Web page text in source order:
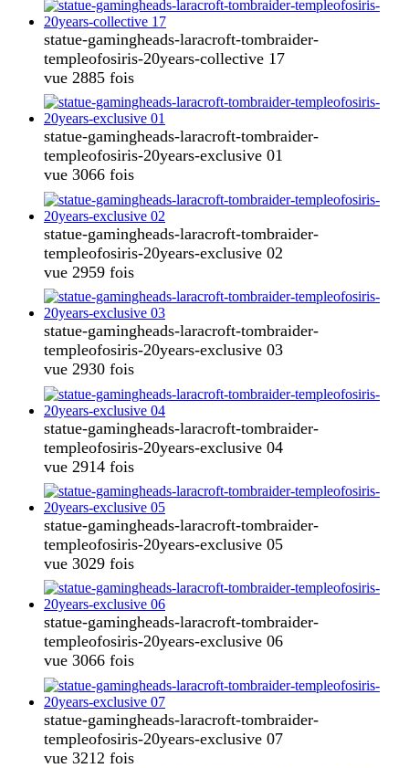
statue-gamingheads-laracroft-tombraider-
templeofosiris-20years-collective 17
vue 2885 fois
statue-gamingheads-laracroft-tombraider-
templeofosiris-20years-exclusive 01
vue 3066 fois
statue-gamingheads-laracroft-tombraider-
templeofosiris-20years-exclusive 02
vue 2959 fois
statue-gamingheads-laracroft-tombraider-
templeofosiris-20years-exclusive 03
vue 2930 fois
statue-gamingheads-laracroft-tombraider-
templeofosiris-20years-exclusive 04
vue 2914 fois
statue-gamingheads-laracroft-tombraider-
templeofosiris-20years-exclusive 05
vue 3029 fois
statue-gamingheads-laracroft-tombraider-
templeofosiris-20years-exclusive 06
vue 3066 fois
statue-gamingheads-laracroft-tombraider-
templeofosiris-20years-exclusive 07
vue 3212 fois